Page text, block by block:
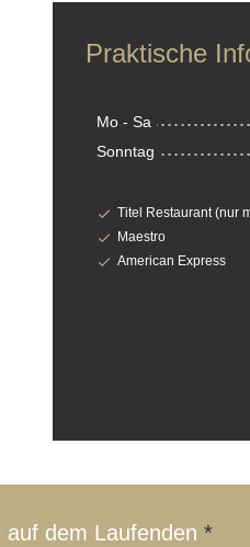
Praktische
Mo - Sa
Sonntag
Titel Restaurant (nur
Maestro
American Express
auf dem Laufenden *